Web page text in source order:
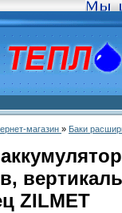
магазин » Баки
ZILMET